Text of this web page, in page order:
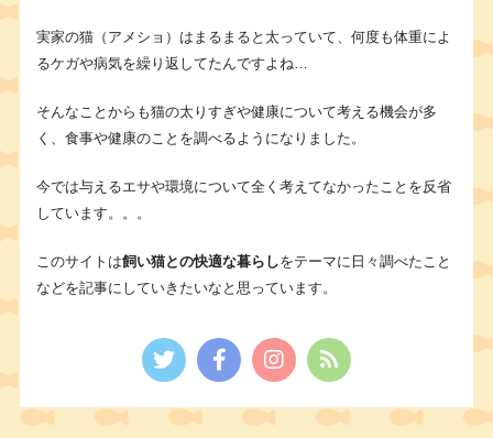
実家の猫（アメショ）はまるまると太っていて、何度も体重によ
るケガや病気を繰り返してたんですよね…
そんなことからも猫の太りすぎや健康について考える機会が多
く、食事や健康のことを調べるようになりました。
今では与えるエサや環境について全く考えてなかったことを反省
しています。。。
このサイトは飼い猫との快適な暮らしをテーマに日々調べたこと
などを記事にしていきたいなと思っています。